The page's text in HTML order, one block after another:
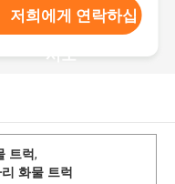
저희에게 연락하십
시오
트럭,
화물 트럭